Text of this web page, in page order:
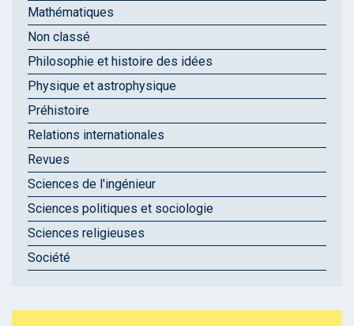
Mathématiques
Non classé
Philosophie et histoire des idées
Physique et astrophysique
Préhistoire
Relations internationales
Revues
Sciences de l'ingénieur
Sciences politiques et sociologie
Sciences religieuses
Société